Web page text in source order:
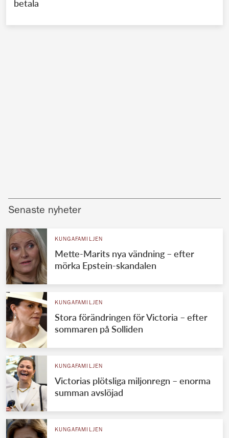
betala
Senaste nyheter
KUNGAFAMILJEN
Mette-Marits nya vändning – efter
mörka Epstein-skandalen
KUNGAFAMILJEN
Stora förändringen för Victoria – efter
sommaren på Solliden
KUNGAFAMILJEN
Victorias plötsliga miljonregn – enorma
summan avslöjad
KUNGAFAMILJEN